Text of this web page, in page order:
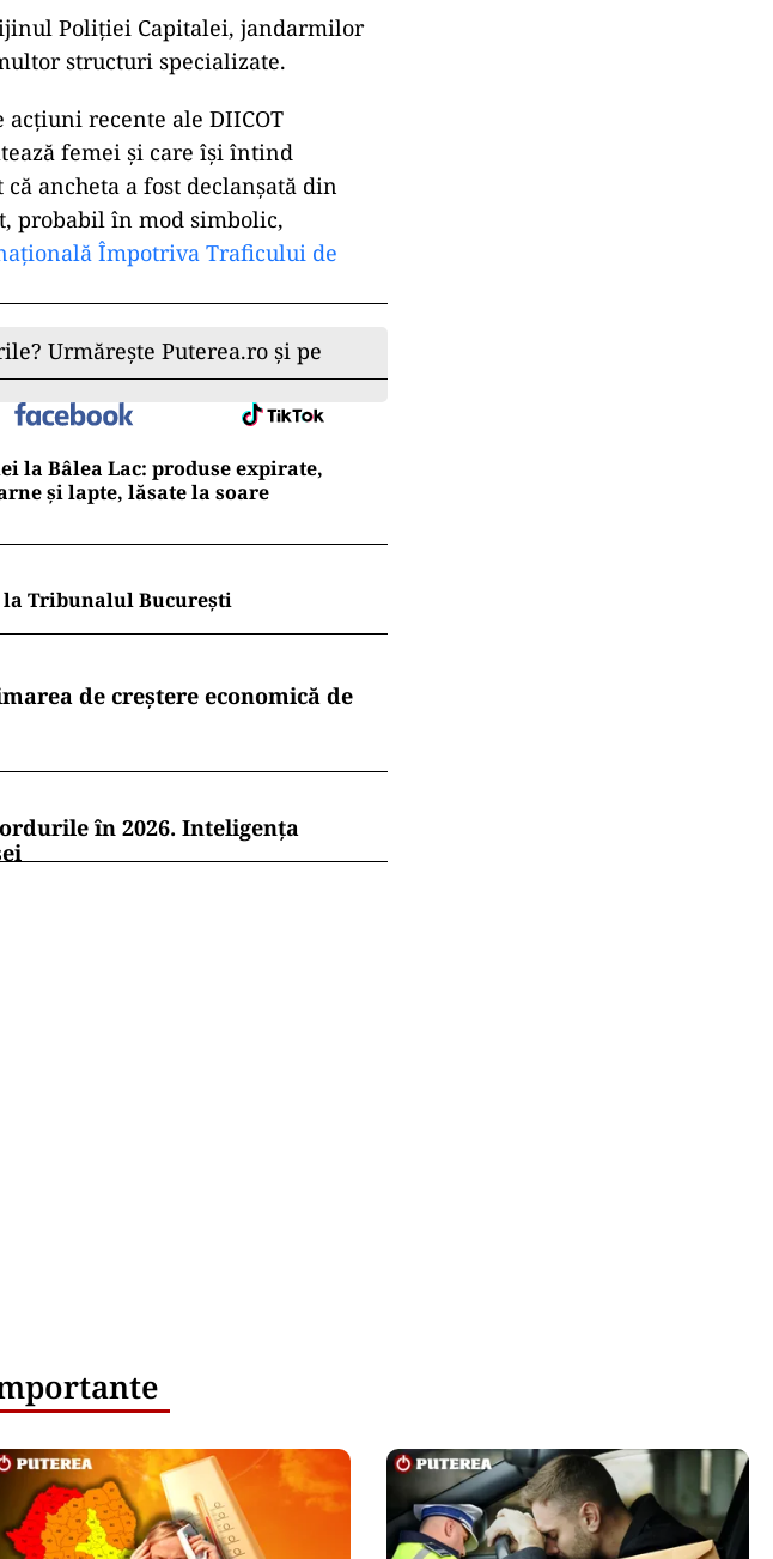
Poliției Capitalei, jandarmilor
structuri specializate.
recente ale DIICOT
femei și care își întind
ancheta a fost declanșată din
probabil în mod simbolic,
Împotriva Traficului de
Urmărește Puterea.ro și pe
la Bâlea Lac: produse expirate,
și lapte, lăsate la soare
la Tribunalul București
de creștere economică de
în 2026. Inteligența